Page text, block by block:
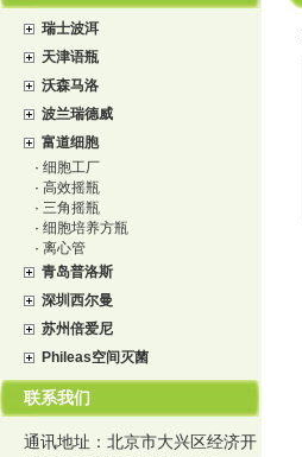
瑞士波洱
天津语瓶
沃森马洛
波兰瑞德威
富道细胞
· 细胞工厂
· 高效摇瓶
· 三角摇瓶
· 细胞培养方瓶
· 离心管
青岛普洛斯
深圳西尔曼
苏州倍爱尼
Phileas空间灭菌
联系我们
通讯地址：北京市大兴区经济开